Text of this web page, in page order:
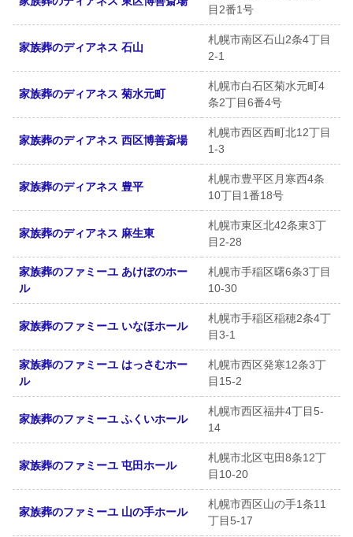
目2番1号
家族葬のディアネス 石山
札幌市南区石山2条4丁目
2-1
家族葬のディアネス 菊水元町
札幌市白石区菊水元町4
条2丁目6番4号
家族葬のディアネス 西区博善斎場
札幌市西区西町北12丁目
1-3
家族葬のディアネス 豊平
札幌市豊平区月寒西4条
10丁目1番18号
家族葬のディアネス 麻生東
札幌市東区北42条東3丁
目2-28
家族葬のファミーユ あけぼのホー
ル
札幌市手稲区曙6条3丁目
10-30
家族葬のファミーユ いなほホール
札幌市手稲区稲穂2条4丁
目3-1
家族葬のファミーユ はっさむホー
ル
札幌市西区発寒12条3丁
目15-2
家族葬のファミーユ ふくいホール
札幌市西区福井4丁目5-
14
家族葬のファミーユ 屯田ホール
札幌市北区屯田8条12丁
目10-20
家族葬のファミーユ 山の手ホール
札幌市西区山の手1条11
丁目5-17